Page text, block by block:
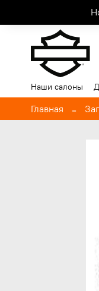
Наши салоны
Главная